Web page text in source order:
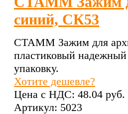
синий, СК53
СТАММ Зажим для
пластиковый
упаковку.
Хотите дешевле?
Цена с НДС: 48.04 pуб.
Артикул: 5023